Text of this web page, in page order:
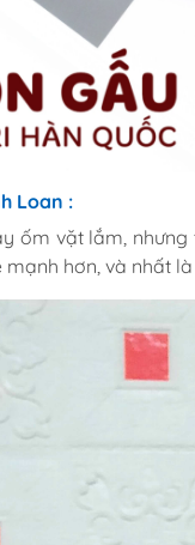
Loan :
ốm vặt lắm,
hơn, và nhất